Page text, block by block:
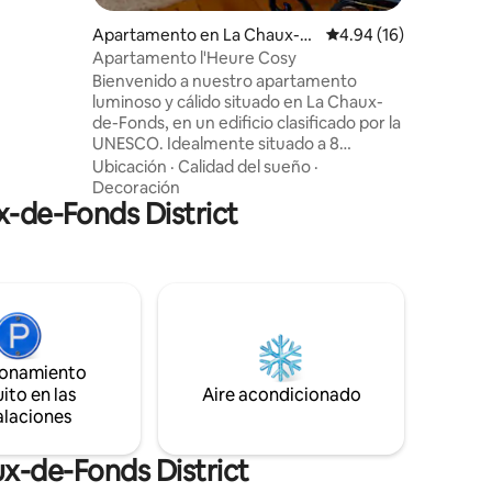
Apartamento en La Chaux-d
e-Fonds
Calificación
4.94 (16)
Apartamento l'Heure Cosy
Bienvenido a nuestro apartamento
luminoso y cálido situado en La Chaux-
de-Fonds, en un edificio clasificado por la
UNESCO. Idealmente situado a 8
minutos a pie de la estación de tren y a 1
minuto de una parada de autobús,
ofrece un entorno tranquilo y agradable,
perfecto para una estancia relajante.
equipada para que puedas preparar tus
comidas como en casa.
Ubicación · Calidad del sueño ·
Decoración
de-Fonds District
en las
Aire acondicionado
de-Fonds District